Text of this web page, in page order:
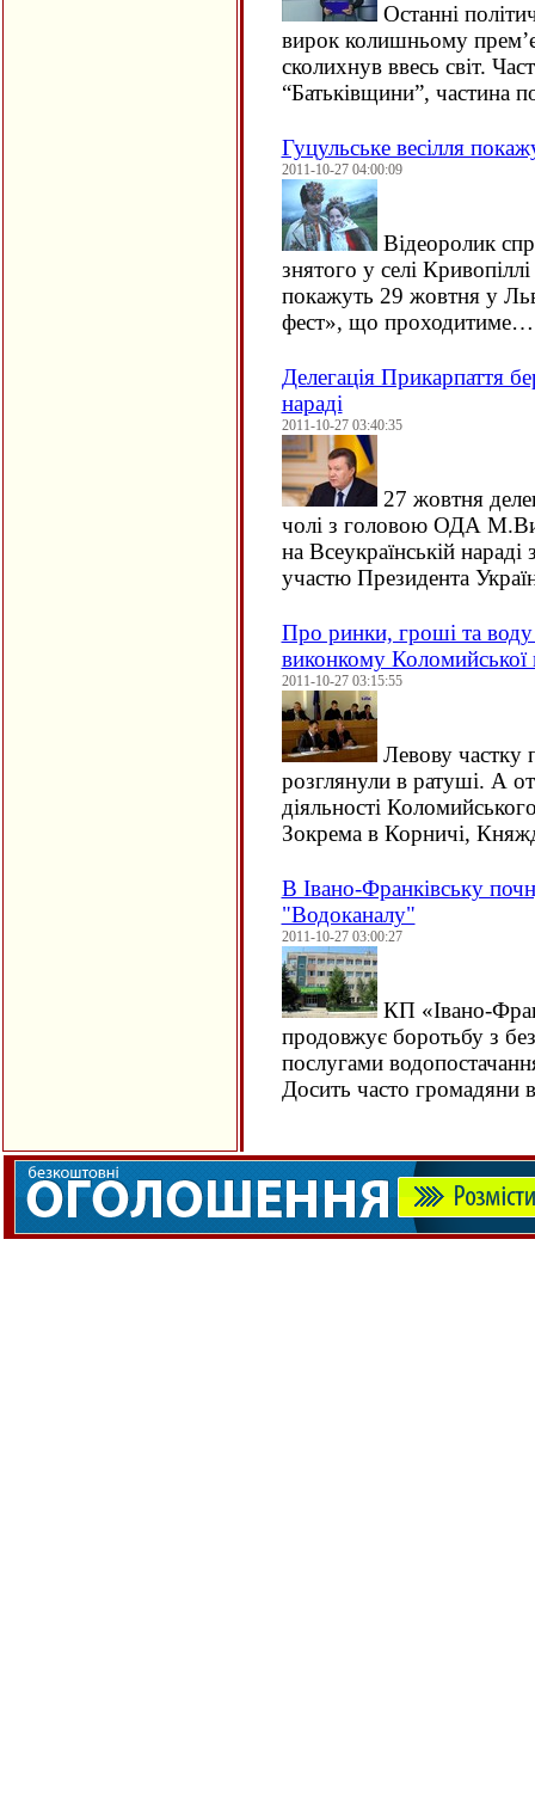
Останні
вирок колишньому
сколихнув ввесь світ.
“Батьківщини”, частина
Гуцульське весілля
2011-10-27 04:00:09
Відеоролик
знятого у селі
покажуть 29 жовтня у
фест», що проходитиме…
Делегація Прикарпаття
нараді
2011-10-27 03:40:35
27 жовтня
чолі з головою ОДА
на Всеукраїнській
участю Президента
Про ринки, гроші та воду
виконкому Коломийської
2011-10-27 03:15:55
Левову частку
розглянули в ратуші. А
діяльності
Зокрема в Корничі,
В Івано-Франківську
"Водоканалу"
2011-10-27 03:00:27
КП «Івано-
продовжує боротьбу з
послугами
Досить часто